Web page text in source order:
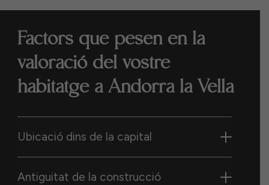
Factors que pesen en la
valoració del vostre
habitatge a Andorra la Vella
Ubicació dins de la capital
Antiguitat de la construcció